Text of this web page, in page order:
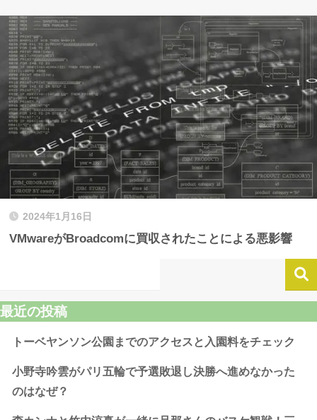
2024年1月16日
VMwareがBroadcomに買収されたことによる悪影響
最近の投稿
トーベヤンソン公園までのアクセスと入園料をチェック
小野寺吟雲がパリ五輪で予選敗退し決勝へ進めなかった
のはなぜ？